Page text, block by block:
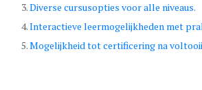
Diverse cursusopties voor alle niveaus.
Interactieve leermogelijkheden met
Mogelijkheid tot certificering na